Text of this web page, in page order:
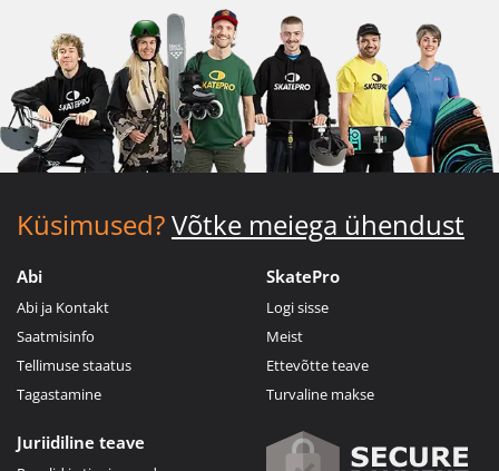
Küsimused?Võtke meiega ühendust
Abi
Abi ja Kontakt
Saatmisinfo
Tellimuse staatus
Tagastamine
SkatePro
Logi sisse
Meist
Ettevõtte teave
Turvaline makse
Juriidiline teave